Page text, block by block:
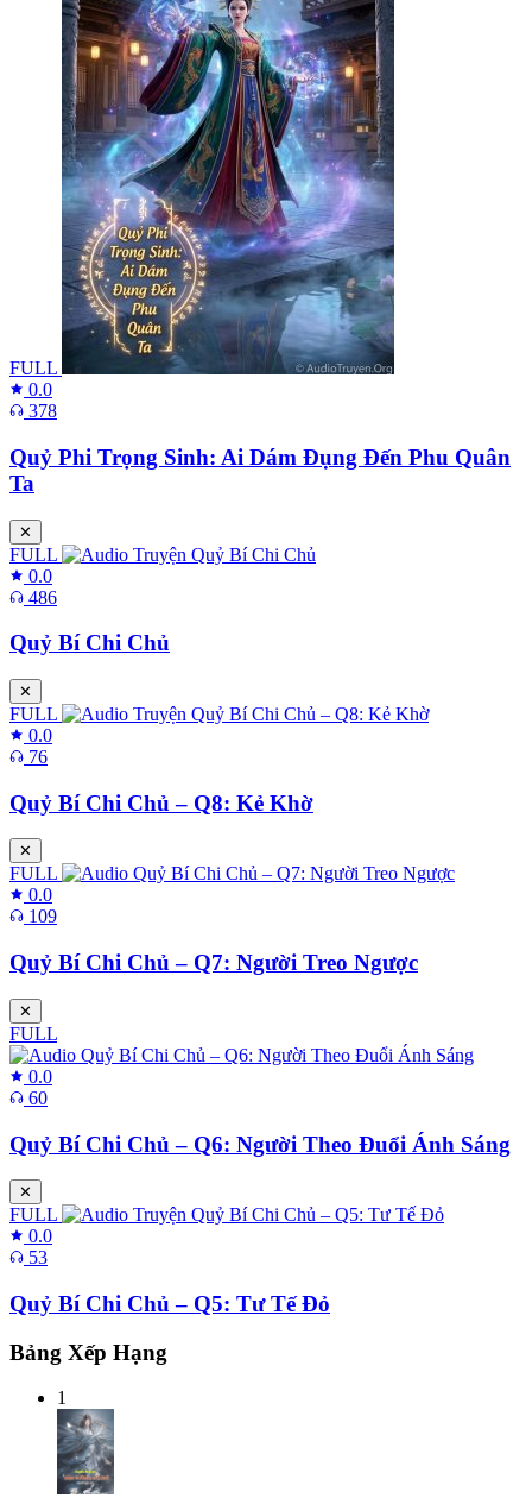
FULL
0.0
378
Quỷ Phi Trọng Sinh: Ai Dám Đụng Đến Phu Quân
Ta
✕
FULL
0.0
486
Quỷ Bí Chi Chủ
✕
FULL
0.0
76
Quỷ Bí Chi Chủ – Q8: Kẻ Khờ
✕
FULL
0.0
109
Quỷ Bí Chi Chủ – Q7: Người Treo Ngược
✕
FULL
0.0
60
Quỷ Bí Chi Chủ – Q6: Người Theo Đuổi Ánh Sáng
✕
FULL
0.0
53
Quỷ Bí Chi Chủ – Q5: Tư Tế Đỏ
Bảng Xếp Hạng
1